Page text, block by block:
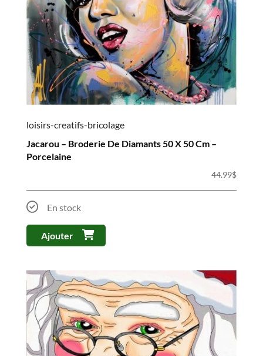
loisirs-creatifs-bricolage
Jacarou – Broderie De Diamants 50 X 50 Cm –
Porcelaine
44.99$
En stock
Ajouter